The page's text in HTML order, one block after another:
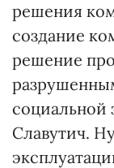
решения
создание
решение
социальной
Славутич.